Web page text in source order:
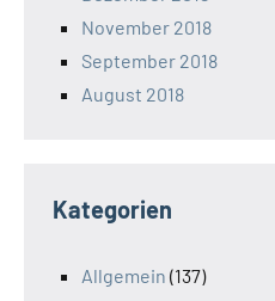
November 2018
September 2018
August 2018
Kategorien
Allgemein (137)